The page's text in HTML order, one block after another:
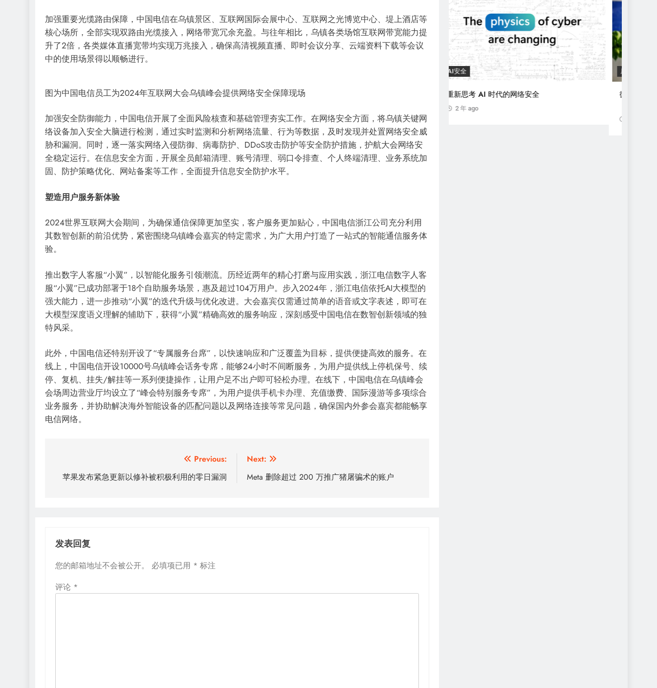
加强重要光缆路由保障，中国电信在乌镇景区、互联网国际会展中心、互联网之光博览中心、堤上酒店等
核心场所，全部实现双路由光缆接入，网络带宽冗余充盈。与往年相比，乌镇各类场馆互联网带宽能力提
升了2倍，各类媒体直播宽带均实现万兆接入，确保高清视频直播、即时会议分享、云端资料下载等会议
中的使用场景得以顺畅进行。
图为中国电信员工为2024年互联网大会乌镇峰会提供网络安全保障现场
加强安全防御能力，中国电信开展了全面风险核查和基础管理夯实工作。在网络安全方面，将乌镇关键网
络设备加入安全大脑进行检测，通过实时监测和分析网络流量、行为等数据，及时发现并处置网络安全威
胁和漏洞。同时，逐一落实网络入侵防御、病毒防护、DDoS攻击防护等安全防护措施，护航大会网络安
全稳定运行。在信息安全方面，开展全员邮箱清理、账号清理、弱口令排查、个人终端清理、业务系统加
固、防护策略优化、网站备案等工作，全面提升信息安全防护水平。
塑造用户服务新体验
2024世界互联网大会期间，为确保通信保障更加坚实，客户服务更加贴心，中国电信浙江公司充分利用
其数智创新的前沿优势，紧密围绕乌镇峰会嘉宾的特定需求，为广大用户打造了一站式的智能通信服务体
验。
推出数字人客服“小翼”，以智能化服务引领潮流。历经近两年的精心打磨与应用实践，浙江电信数字人客
服“小翼”已成功部署于18个自助服务场景，惠及超过104万用户。步入2024年，浙江电信依托AI大模型的
强大能力，进一步推动“小翼”的迭代升级与优化改进。大会嘉宾仅需通过简单的语音或文字表述，即可在
大模型深度语义理解的辅助下，获得“小翼”精确高效的服务响应，深刻感受中国电信在数智创新领域的独
特风采。
此外，中国电信还特别开设了“专属服务台席”，以快速响应和广泛覆盖为目标，提供便捷高效的服务。在
线上，中国电信开设10000号乌镇峰会话务专席，能够24小时不间断服务，为用户提供线上停机保号、续
停、复机、挂失/解挂等一系列便捷操作，让用户足不出户即可轻松办理。在线下，中国电信在乌镇峰会
会场周边营业厅均设立了“峰会特别服务专席”，为用户提供手机卡办理、充值缴费、国际漫游等多项综合
业务服务，并协助解决海外智能设备的匹配问题以及网络连接等常见问题，确保国内外参会嘉宾都能畅享
电信网络。
章
Previous:
苹果发布紧急更新以修补被积极利用的零日漏洞
Next:
Meta 删除超过 200 万推广猪屠骗术的账户
发表回复
您的邮箱地址不会被公开。 必填项已用 * 标注
评论 *
AI安全
重新思考 AI 时代的网络安全
2 年 ago